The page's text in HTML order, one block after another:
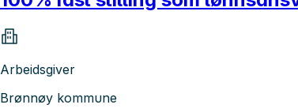
Arbeidsgiver
Brønnøy kommune